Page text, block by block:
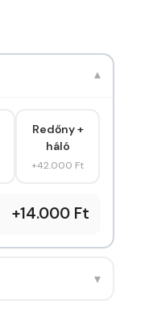
▾
Redőny +
háló
+42.000 Ft
+14.000 Ft
▾